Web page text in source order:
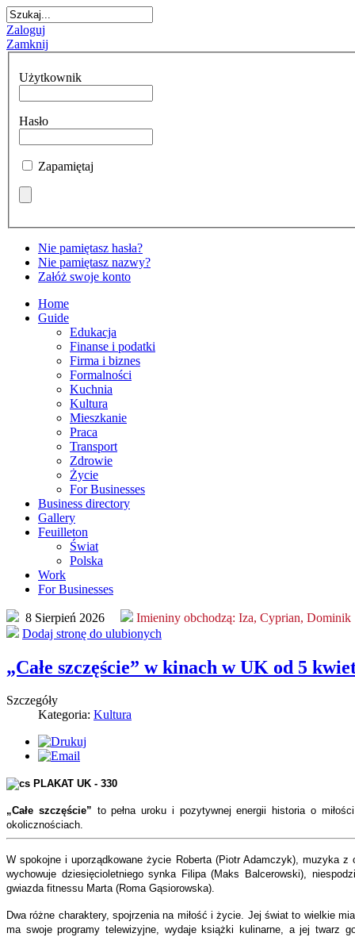
Zaloguj
Zamknij
Użytkownik
Hasło
Zapamiętaj
Nie pamiętasz hasła?
Nie pamiętasz nazwy?
Załóż swoje konto
Home
Guide
Edukacja
Finanse i podatki
Firma i biznes
Formalności
Kuchnia
Kultura
Mieszkanie
Praca
Transport
Zdrowie
Życie
For Businesses
Business directory
Gallery
Feuilleton
Świat
Polska
Work
For Businesses
8 Sierpień 2026 Imieniny obchodzą: Iza, Cyprian, Dominik
Dodaj stronę do ulubionych
„Całe szczęście” w kinach w UK od 5
Szczegóły
Kategoria: Kultura
„Całe szczęście” to pełna uroku i pozytywnej energii historia o
okolicznościach.
W spokojne i uporządkowane życie Roberta (Piotr Adamczyk), muzyka
wychowuje dziesięcioletniego synka Filipa (Maks Balcerowski),
gwiazda fitnessu Marta (Roma Gąsiorowska).
Dwa różne charaktery, spojrzenia na miłość i życie. Jej świat to wielkie
ma swoje programy telewizyjne, wydaje książki kulinarne, a jej twarz